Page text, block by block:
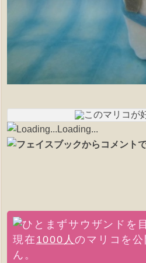
Loading...
現在 1000人のマリコを
ん。